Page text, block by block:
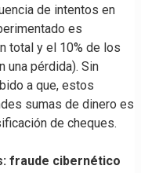
de intentos en
es
total y el 10% de los
una pérdida). Sin
a que, estos
sumas de dinero es
de cheques.
fraude cibernético